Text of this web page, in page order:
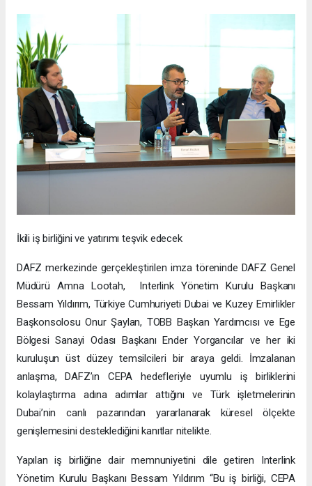
İkili iş birliğini ve yatırımı teşvik edecek
DAFZ merkezinde gerçekleştirilen imza töreninde DAFZ Genel
Müdürü Amna Lootah, Interlink Yönetim Kurulu Başkanı
Bessam Yıldırım, Türkiye Cumhuriyeti Dubai ve Kuzey Emirlikler
Başkonsolosu Onur Şaylan, TOBB Başkan Yardımcısı ve Ege
Bölgesi Sanayi Odası Başkanı Ender Yorgancılar ve her iki
kuruluşun üst düzey temsilcileri bir araya geldi. İmzalanan
anlaşma, DAFZ’ın CEPA hedefleriyle uyumlu iş birliklerini
kolaylaştırma adına adımlar attığını ve Türk işletmelerinin
Dubai’nin canlı pazarından yararlanarak küresel ölçekte
genişlemesini desteklediğini kanıtlar nitelikte.
Yapılan iş birliğine dair memnuniyetini dile getiren Interlink
Yönetim Kurulu Başkanı Bessam Yıldırım “Bu iş birliği, CEPA